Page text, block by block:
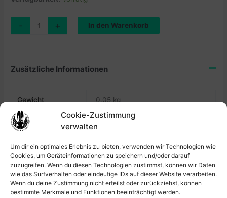
Cookie-Zustimmung
verwalten
Um dir ein optimales Erlebnis zu bieten, verwenden wir Technologien wie
Cookies, um Geräteinformationen zu speichern und/oder darauf
zuzugreifen. Wenn du diesen Technologien zustimmst, können wir Daten
wie das Surfverhalten oder eindeutige IDs auf dieser Website verarbeiten.
Wenn du deine Zustimmung nicht erteilst oder zurückziehst, können
bestimmte Merkmale und Funktionen beeinträchtigt werden.
-
“Cats”
+ In den Warenkorb
Zusätzliche Informationen
Gewicht 0,05 kg
Größe DIN A4
Produktsicherheit